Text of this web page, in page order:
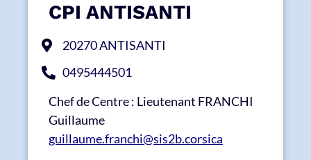
CPI ANTISANTI
20270 ANTISANTI
0495444501
Chef de Centre : Lieutenant FRANCHI
Guillaume
guillaume.franchi@sis2b.corsica